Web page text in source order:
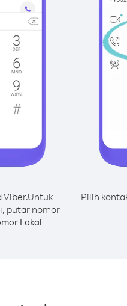
Viber.Untuk
putar nomor
Lokal
Pilih